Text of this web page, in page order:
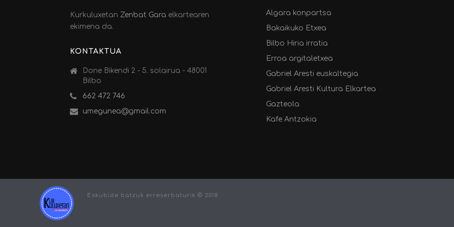
KurkuluxetanZenbat Gara elkartearen
ekimena da.
KONTAKTUA
Done Bikendi 2 - 5. solairua - 48001
Bilbo
662 472 746
umegunea@gmail.com
Algara konpartsa
Bakaikuko Etxea
Bilbo Hiria irratia
Erroa argitaletxea
Gabriel Aresti euskaltegia
Gabriel Aresti Kultura Elkartea
Gazteola
Kafe Antzokia
Eskubide batzuk erreserbaturik © 2018